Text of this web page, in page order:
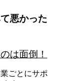
悪かった
は面倒！
ごとにサポ